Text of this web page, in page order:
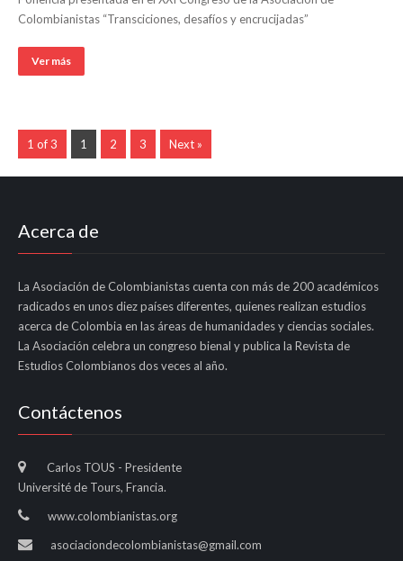
Colombianistas “Transciciones, desafíos y encrucijadas”
Ver más
1 of 3 1 2 3 Next »
Acerca de
La Asociación de Colombianistas cuenta con más de 200 académicos
radicados en unos diez países diferentes, quienes realizan estudios
acerca de Colombia en las áreas de humanidades y ciencias sociales.
La Asociación celebra un congreso bienal y publica la Revista de
Estudios Colombianos dos veces al año.
Contáctenos
Carlos TOUS - Presidente
Université de Tours, Francia.
www.colombianistas.org
asociaciondecolombianistas@gmail.com